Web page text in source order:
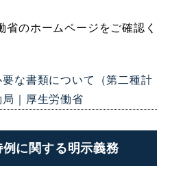
省のホームページをご確認く
な書類について（第二種計
｜厚生労働省
に関する明示義務